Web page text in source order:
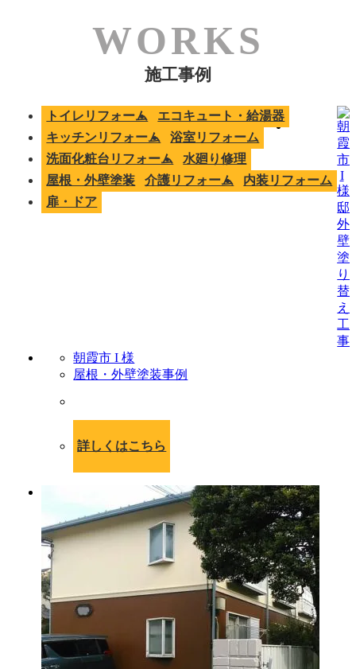
施工事例
トイレリフォーム
エコキュート・給湯器
キッチンリフォーム
浴室リフォーム
洗面化粧台リフォーム
水廻り修理
屋根・外壁塗装
介護リフォーム
内装リフォーム
扉・ドア
朝霞市 I 様
屋根・外壁塗装事例
詳しくはこちら